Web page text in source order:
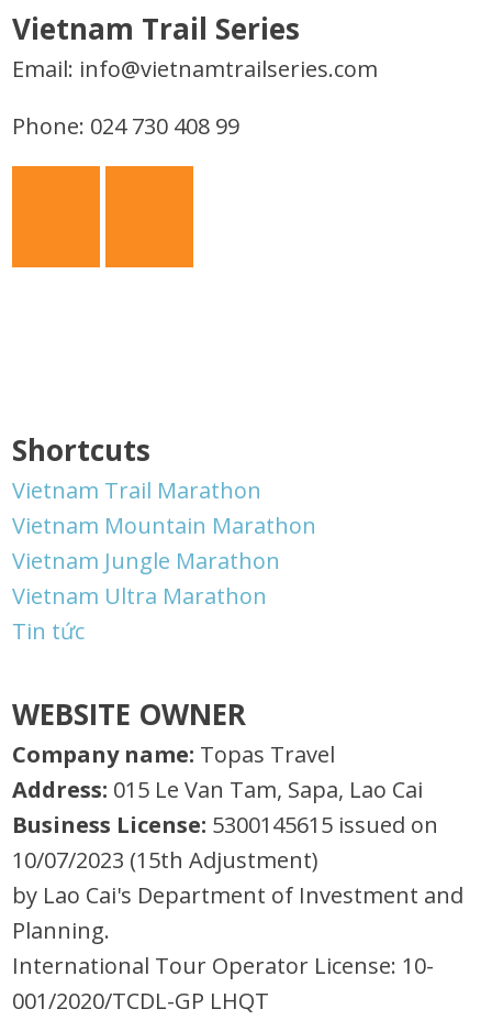
Vietnam Trail Series
Email: info@vietnamtrailseries.com
Phone: 024 730 408 99
Shortcuts
Vietnam Trail Marathon
Vietnam Mountain Marathon
Vietnam Jungle Marathon
Vietnam Ultra Marathon
Tin tức
WEBSITE OWNER
Company name: Topas Travel
Address: 015 Le Van Tam, Sapa, Lao Cai
Business License: 5300145615 issued on
10/07/2023 (15th Adjustment)
by Lao Cai's Department of Investment and
Planning.
International Tour Operator License: 10-
001/2020/TCDL-GP LHQT